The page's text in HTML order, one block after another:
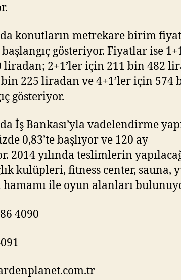
konutların metrekare birim
gösteriyor. Fiyatlar ise
liradan; 2+1’ler için 211 bin 482
225 liradan ve 4+1’ler için 574
gösteriyor.
İş Bankası’yla vadelendirme
0,83’te başlıyor ve 120 ay
2014 yılında teslimlerin
kulüpleri, fitness center, sauna,
ile oyun alanları
4090